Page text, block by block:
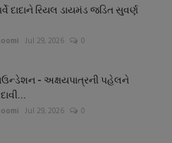
દાદાને રિયલ ડાયમંડ જડિત સુવર્ણ
Jul 29, 2026 0
- અક્ષયપાત્રની પહેલને
Jul 29, 2026 0